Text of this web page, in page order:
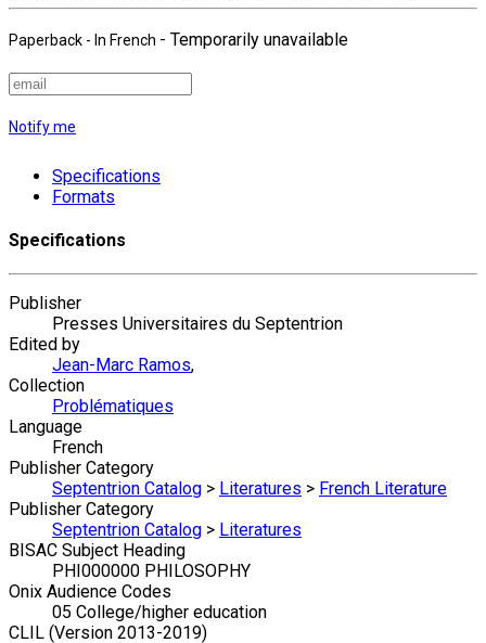
Paperback - In French - Temporarily unavailable
Notify me
Specifications
Formats
Specifications
Publisher
Presses Universitaires du Septentrion
Edited by
Jean-Marc Ramos,
Collection
Problématiques
Language
French
Publisher Category
Septentrion Catalog > Literatures > French Literature
Publisher Category
Septentrion Catalog > Literatures
BISAC Subject Heading
PHI000000 PHILOSOPHY
Onix Audience Codes
05 College/higher education
CLIL (Version 2013-2019)